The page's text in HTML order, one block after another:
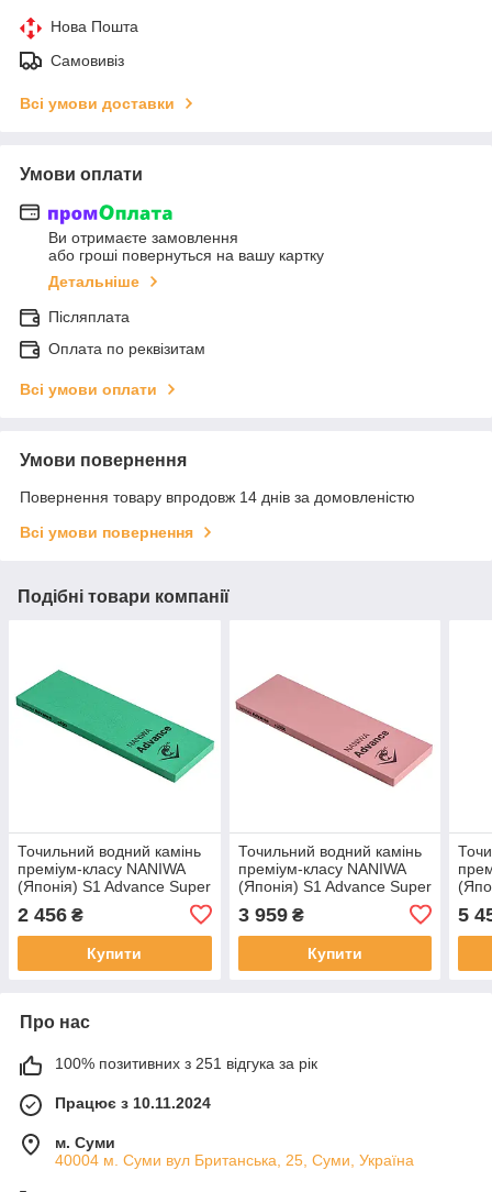
Нова Пошта
Самовивіз
Всі умови доставки
Умови оплати
Ви отримаєте замовлення
або гроші повернуться на вашу картку
Детальніше
Післяплата
Оплата по реквізитам
Всі умови оплати
Умови повернення
Повернення товару впродовж 14 днів за домовленістю
Всі умови повернення
Подібні товари компанії
Точильний водний камінь
преміум-класу NANIWA
(Японія) S1 Advance Super
2 456 ₴
Купити
Точильний водний камінь
преміум-класу NANIWA
(Японія) S1 Advance Super
3 959₴
Купити
5
Про нас
100% позитивних з 251 відгука за рік
Працює з 10.11.2024
м. Суми
40004 м. Суми вул Британська, 25, Суми, Україна